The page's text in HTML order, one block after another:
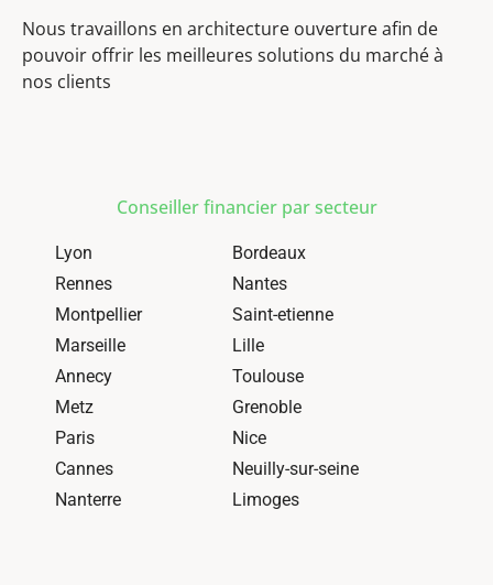
Nous travaillons en architecture ouverture afin de
pouvoir offrir les meilleures solutions du marché à
nos clients
Conseiller financier par secteur
Lyon
Bordeaux
Rennes
Nantes
Montpellier
Saint-etienne
Marseille
Lille
Annecy
Toulouse
Metz
Grenoble
Paris
Nice
Cannes
Neuilly-sur-seine
Nanterre
Limoges